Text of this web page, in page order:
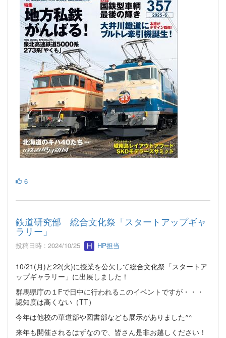
6
鉄道研究部 総合文化祭「スタートアップギャ
ラリー」
投稿日時 : 2024/10/25 HP担当
10/21(月)と22(火)に授業を公欠して総合文化祭「スタートア
ップギャラリー」に出展しました！
群馬県庁の１Fで日中に行われるこのイベントですが・・・
認知度は高くない（TT）
今年は他校の華道部や図書部なども展示がありました^^
来年も開催されるはずなので、皆さん是非お越しください！